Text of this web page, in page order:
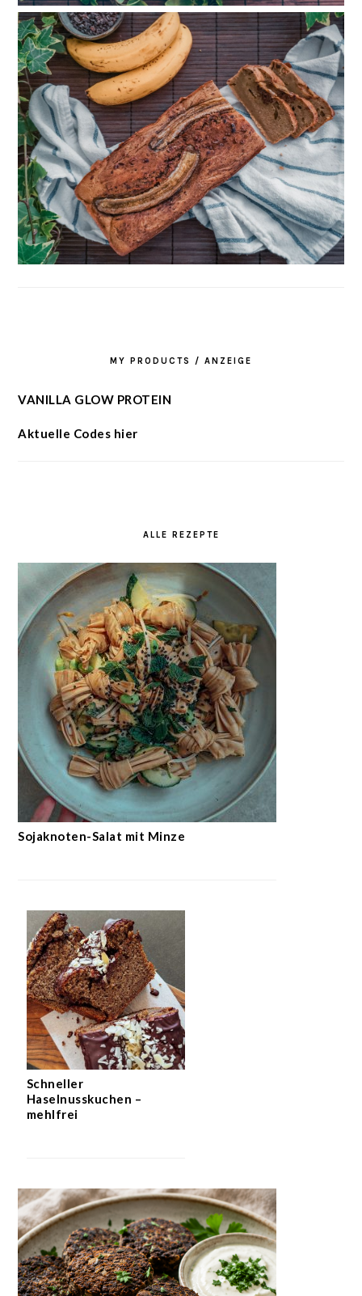
MY PRODUCTS / ANZEIGE
VANILLA GLOW PROTEIN
Aktuelle Codes hier
ALLE REZEPTE
Sojaknoten-Salat mit Minze
Schneller
Haselnusskuchen –
mehlfrei